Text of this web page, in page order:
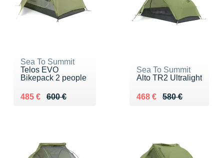
Sea To Summit
Telos EVO
Bikepack 2 people
600 €
Au lieu de 600 €
485 €
Vendu 485 €
Sea To Summit
Alto TR2 Ultralight
580 €
Au lieu de 580 €
468 €
Vendu 468 €